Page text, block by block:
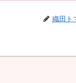
織田ト